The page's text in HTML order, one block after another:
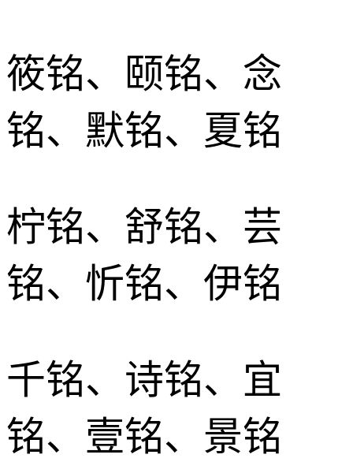
筱铭、颐铭、念
铭、默铭、夏铭
柠铭、舒铭、芸
铭、忻铭、伊铭
千铭、诗铭、宜
铭、壹铭、景铭